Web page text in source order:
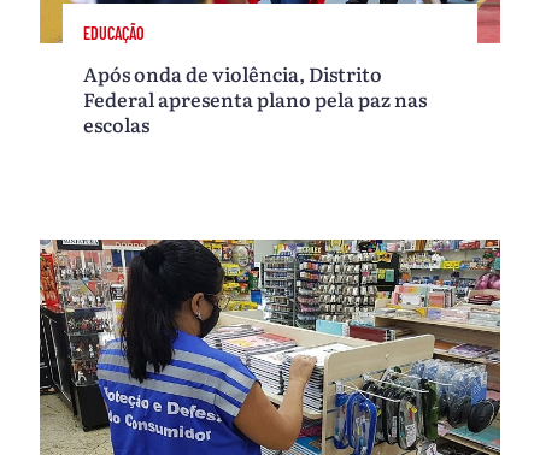
EDUCAÇÃO
Após onda de violência, Distrito
Federal apresenta plano pela paz nas
escolas